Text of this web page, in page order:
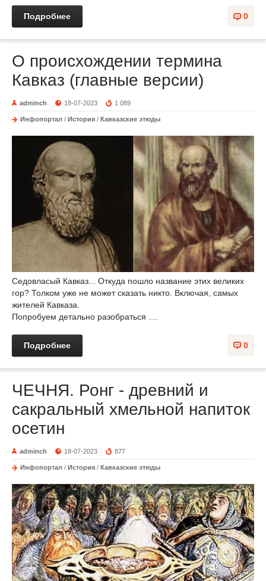
0
Подробнее
О происхождении термина
Кавказ (главные версии)
adminch 18-07-2023 1 089
Инфопортал / История / Кавказские этюды
Седовласый Кавказ... Откуда пошло название этих великих
гор? Толком уже не может сказать никто. Включая, самых
жителей Кавказа.
Попробуем детально разобраться ....
0
Подробнее
ЧЕЧНЯ. Ронг - древний и
сакральный хмельной напиток
осетин
adminch 18-07-2023 877
Инфопортал / История / Кавказские этюды